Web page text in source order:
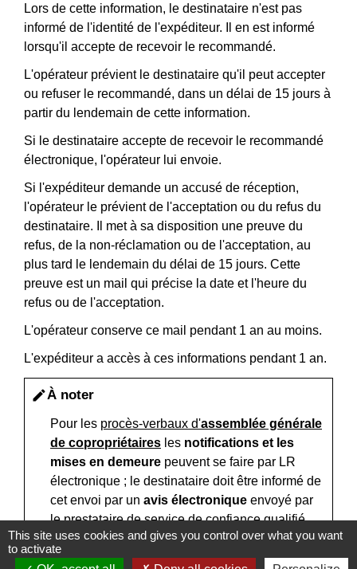
Lors de cette information, le destinataire n'est pas
informé de l'identité de l'expéditeur. Il en est informé
lorsqu'il accepte de recevoir le recommandé.
L'opérateur prévient le destinataire qu'il peut accepter
ou refuser le recommandé, dans un délai de 15 jours à
partir du lendemain de cette information.
Si le destinataire accepte de recevoir le recommandé
électronique, l'opérateur lui envoie.
Si l'expéditeur demande un accusé de réception,
l'opérateur le prévient de l'acceptation ou du refus du
destinataire. Il met à sa disposition une preuve du
refus, de la non-réclamation ou de l'acceptation, au
plus tard le lendemain du délai de 15 jours. Cette
preuve est un mail qui précise la date et l'heure du
refus ou de l'acceptation.
L'opérateur conserve ce mail pendant 1 an au moins.
L'expéditeur a accès à ces informations pendant 1 an.
editÀ noter
Pour les procès-verbaux d'assemblée générale
de copropriétaires les notifications et les
mises en demeure peuvent se faire par LR
électronique ; le destinataire doit être informé de
cet envoi par un avis électronique envoyé par
le prestataire de service de confiance qualifié.
This site uses cookies and gives you control over what you want
to activate